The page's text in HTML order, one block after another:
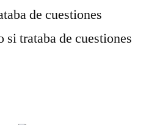
de cuestiones
si trataba de cuestiones